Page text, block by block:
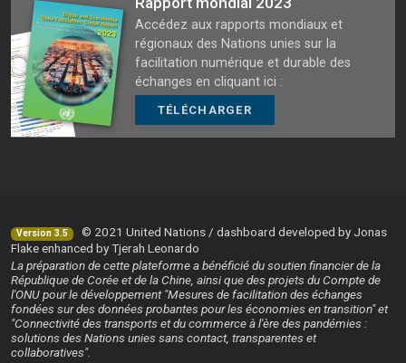
Accédez aux rapports mondiaux et
régionaux des Nations unies sur la
facilitation numérique et durable des
échanges en cliquant ici :
TÉLÉCHARGER
Version 3.5
© 2021 United Nations / dashboard developed by Jonas
Flake enhanced by Tjerah Leonardo
La préparation de cette plateforme a bénéficié du soutien financier de la
République de Corée et de la Chine, ainsi que des projets du Compte de
l'ONU pour le développement "Mesures de facilitation des échanges
fondées sur des données probantes pour les économies en transition" et
"Connectivité des transports et du commerce à l'ère des pandémies :
solutions des Nations unies sans contact, transparentes et
collaboratives".